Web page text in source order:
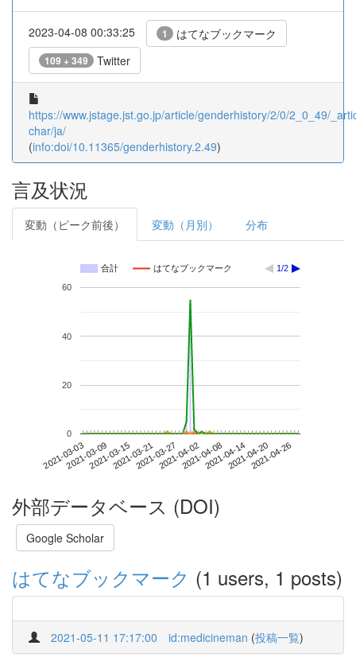
2023-04-08 00:33:25 1 はてなブックマーク
109 + 349 Twitter
https://www.jstage.jst.go.jp/article/genderhistory/2/0/2_0_49/
char/ja/
(info:doi/10.11365/genderhistory.2.49)
言及状況
変動（ピーク前後） 変動（月別） 分布
合計 はてなブックマーク 1/2
2021-03-032021-03-092021-03-152021-03-212021-03-272021-04-022021-04-082021-04-142021-04-202021-04-26
0
20
40
60
外部データベース (DOI)
Google Scholar
はてなブックマーク (1 users, 1 posts)
2021-05-11 17:17:00 id:medicineman (投稿一覧)